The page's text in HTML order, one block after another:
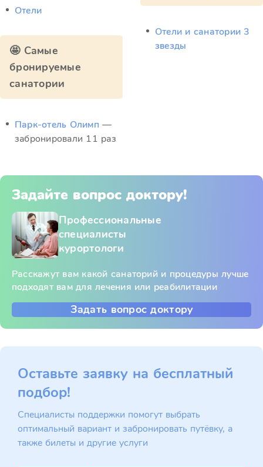
Отели
🤩 Самые
бронируемые
санатории
Парк-отель Олимп —
забронировали 11 раз
Отели и санатории 3
звезды
Задайте вопрос доктору!
Профессиональные
специалисты
курортологи
Расскажут вам какой санаторий и процедуры лучше
подходят вам для лечения или реабилитации
Задать вопрос доктору
Оставьте заявку на бесплатный
подбор!
Специалисты поддержки помогут выбрать
оптимальный вариант и забронировать путёвку, а
также билеты и другие услуги